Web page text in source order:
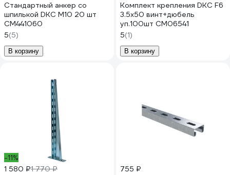
Стандартный анкер со
шпилькой DKC М10 20 шт
CM441060
5(5)
В корзину
Комплект крепления DKC F6
3.5х50 винт+дюбель
уп.100шт CM06541
5(1)
В корзину
-11%
1 580 ₽1 770 ₽
755 ₽